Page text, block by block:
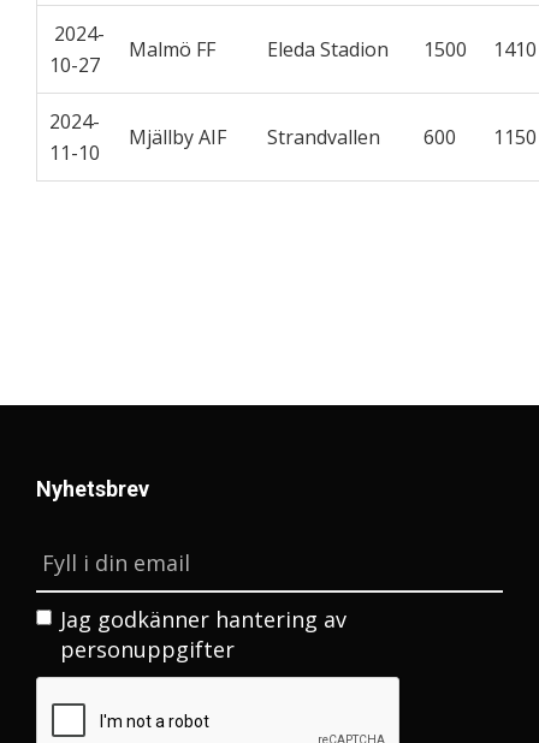
2024-
10-27
Malmö FF Eleda Stadion 1500
2024-
11-10
Mjällby AIF Strandvallen 600
Nyhetsbrev
Jag godkänner hantering av
personuppgifter